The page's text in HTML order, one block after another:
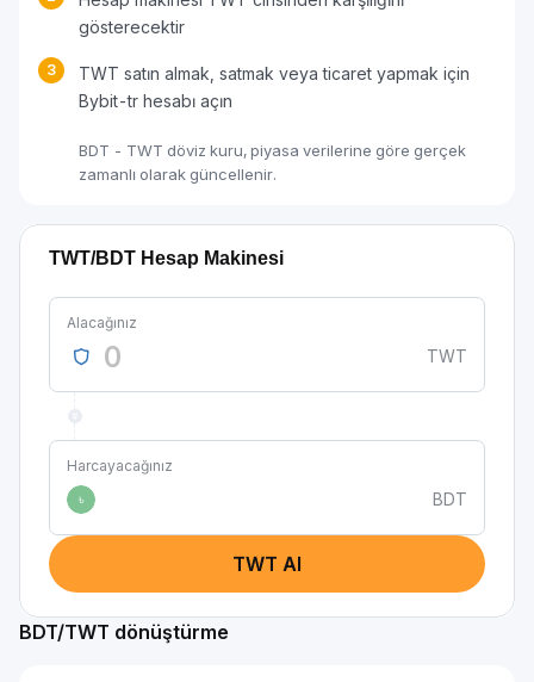
gösterecektir
3
TWT satın almak, satmak veya ticaret yapmak için
Bybit-tr hesabı açın
BDT - TWT döviz kuru, piyasa verilerine göre gerçek
zamanlı olarak güncellenir.
TWT/BDT Hesap Makinesi
Alacağınız
TWT
Harcayacağınız
৳
BDT
TWT Al
BDT/TWT dönüştürme